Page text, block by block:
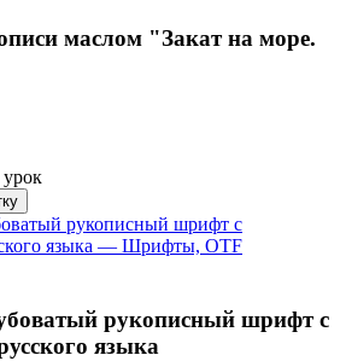
маслом "Закат на море.
рукописный шрифт с
языка